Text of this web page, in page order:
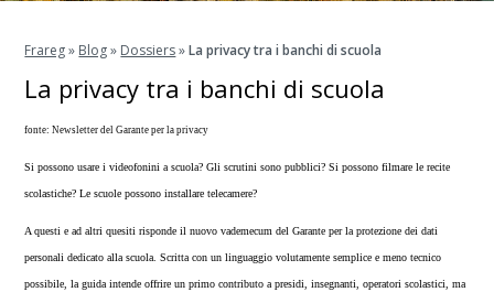
Frareg» Blog» Dossiers»La privacy tra i banchi di scuola
La privacy tra i banchi di scuola
fonte: Newsletter del Garante per la privacy
Si possono usare i videofonini a scuola? Gli scrutini sono pubblici? Si possono filmare le recite
scolastiche? Le scuole possono installare telecamere?
A questi e ad altri quesiti risponde il nuovo vademecum del Garante per la protezione dei dati
personali dedicato alla scuola. Scritta con un linguaggio volutamente semplice e meno tecnico
possibile, la guida intende offrire un primo contributo a presidi, insegnanti, operatori scolastici, ma